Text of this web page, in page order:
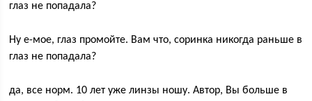
глаз не попадала?
Ну е-мое, глаз промойте. Вам что, соринка никогда раньше в
глаз не попадала?
да, все норм. 10 лет уже линзы ношу. Автор, Вы больше в